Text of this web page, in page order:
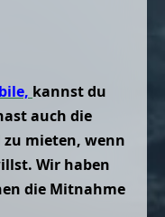
kannst du
auch die
mieten, wenn
Wir haben
die Mitnahme